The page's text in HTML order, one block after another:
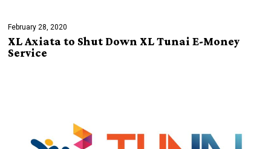
February 28, 2020
XL Axiata to Shut Down XL Tunai E-Money
Service